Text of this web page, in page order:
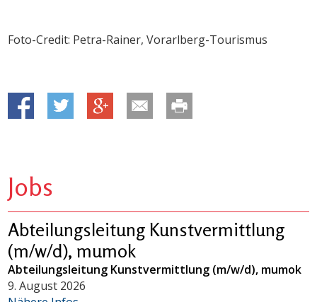
Foto-Credit: Petra-Rainer, Vorarlberg-Tourismus
Jobs
Abteilungsleitung Kunstvermittlung
(m/w/d), mumok
Abteilungsleitung Kunstvermittlung (m/w/d), mumok
9. August 2026